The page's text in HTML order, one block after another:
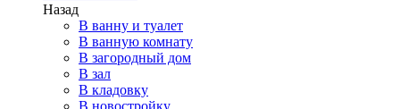
Назад
В ванну и туалет
В ванную комнату
В загородный дом
В зал
В кладовку
В новостройку